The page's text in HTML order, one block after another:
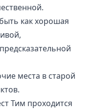
как хорошая
места в старой
Тим проходится